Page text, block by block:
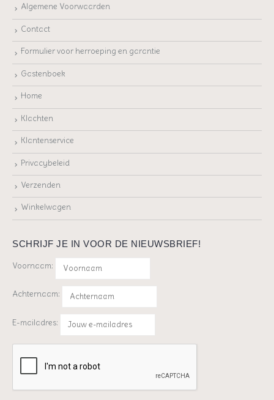
Algemene Voorwaarden
Contact
Formulier voor herroeping en garantie
Gastenboek
Home
Klachten
Klantenservice
Privacybeleid
Verzenden
Winkelwagen
SCHRIJF JE IN VOOR DE NIEUWSBRIEF!
Voornaam:
Achternaam:
E-mailadres: